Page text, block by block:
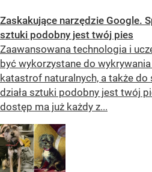
Zaskakujące narzędzie Google.
sztuki podobny jest twój pies
Zaawansowana technologia i
być wykorzystane do
katastrof naturalnych, a także do
działa sztuki podobny jest twój
dostęp ma już każdy z...